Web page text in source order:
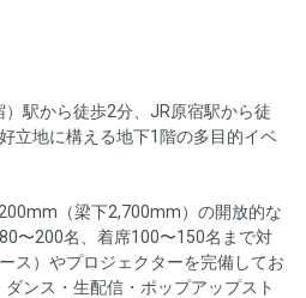
駅から徒歩2分、JR原宿駅から徒
立地に構える地下1階の多目的イベ
（梁下2,700mm）の開放的な
〜200名、着席100〜150名まで対
ス）やプロジェクターを完備してお
ンス・生配信・ポップアップスト